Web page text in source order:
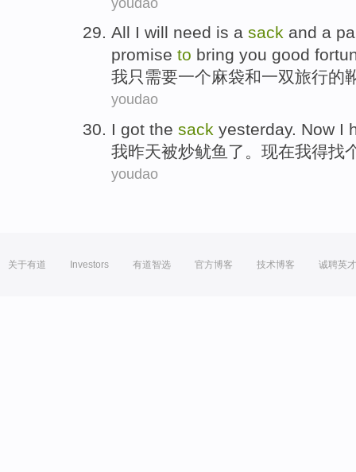
All I will need is a sack and a
promise to bring you good
我只 需要一个麻袋和一双旅行的
youdao
I got the sack yesterday. Now I
我昨天被炒鱿鱼 了 。 现在我得找
youdao
关于有道 Investors 有道智选 官方博客 技术博客 诚聘英才